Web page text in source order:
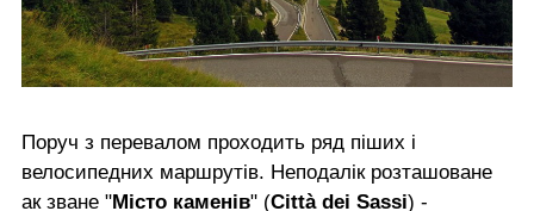
Поруч з перевалом проходить ряд піших і
велосипедних маршрутів. Неподалік розташоване
ак зване "Місто каменів" (Città dei Sassi) -